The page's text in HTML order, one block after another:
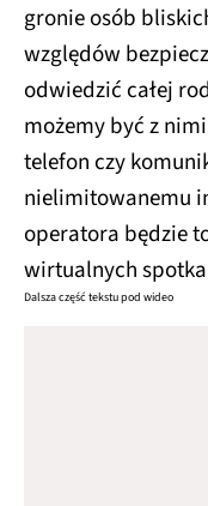
gronie osób
względów
odwiedzić całej
możemy być z
telefon czy
nielimitowanemu
operatora będzie
wirtualnych
Dalsza część tekstu pod wideo